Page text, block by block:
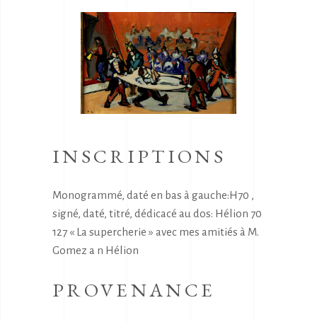
INSCRIPTIONS
Monogrammé, daté en bas à gauche:H70 ,
signé, daté, titré, dédicacé au dos: Hélion 70
127 « La supercherie » avec mes amitiés à M.
Gomez a n Hélion
PROVENANCE